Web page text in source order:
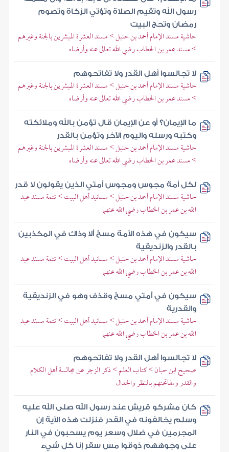
رسول الله وتقيم الصلاة وتؤتي الزكاة وتصوم
رمضان وتحج البيت
حاشية مسند الإمام أحمد بن حنبل > مسند العشرة المبشرين بالجنة وغيرهم
> مسند عمر بن الخطاب رضي الله تعالى عنه وأرضاه
لا تجالسوا أهل القدر ولا تفاتحوهم
حاشية مسند الإمام أحمد بن حنبل > مسند العشرة المبشرين بالجنة وغيرهم
> مسند عمر بن الخطاب رضي الله تعالى عنه وأرضاه
ما الإيمان؟ أو عن الإيمان قال تؤمن بالله وملائكته
وكتبه ورسله واليوم الآخر وتؤمن بالقدر
حاشية مسند الإمام أحمد بن حنبل > مسند العشرة المبشرين بالجنة وغيرهم
> مسند عمر بن الخطاب رضي الله تعالى عنه وأرضاه
لكل أمة مجوس ومجوس أمتي الذين يقولون لا قدر
حاشية مسند الإمام أحمد بن حنبل > مسانيد أهل البيت > تتمة مسند عبد
الله بن عمر بن الخطاب رضي الله عنهما
سيكون في هذه الأمة مسخ ألا وذاك في المكذبين
بالقدر والزنديقية
حاشية مسند الإمام أحمد بن حنبل > مسانيد أهل البيت > تتمة مسند عبد
الله بن عمر بن الخطاب رضي الله عنهما
سيكون في أمتي مسخ وقذف وهو في الزنديقية
والقدرية
حاشية مسند الإمام أحمد بن حنبل > مسانيد أهل البيت > تتمة مسند عبد
الله بن عمر بن الخطاب رضي الله عنهما
لا تجالسوا أهل القدر ولا تفاتحوهم
صحيح ابن حبان > كتاب العلم > ذكر الزجر عن مجالسة أهل الكلام
والقدر ومفاتحتهم بالنظر والجدال
كان مشركو قريش عند رسول الله صلى الله عليه
وسلم يخالفونه في القدر فنزلت هذه الآية إن
المجرمين في ضلال وسعر يوم يسحبون في النار
على وجوههم ذوقوا مس سقر إنا كل شيء